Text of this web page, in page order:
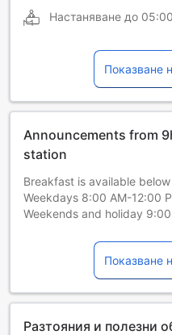
Настаняване до
Показване
Announcements from
station
Breakfast is available
Weekdays 8:00 AM-12:00
Weekends and holiday
The plan with breakfast is
and drink set from GLITCH
Nine Hours. Please note
includes breakfast and do
Показване
Разтояния и полезни